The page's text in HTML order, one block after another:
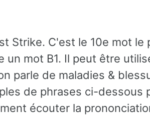
Strike. C'est le 10e mot le
un mot B1. Il peut être
parle de maladies &
de phrases ci-dessous
écouter la